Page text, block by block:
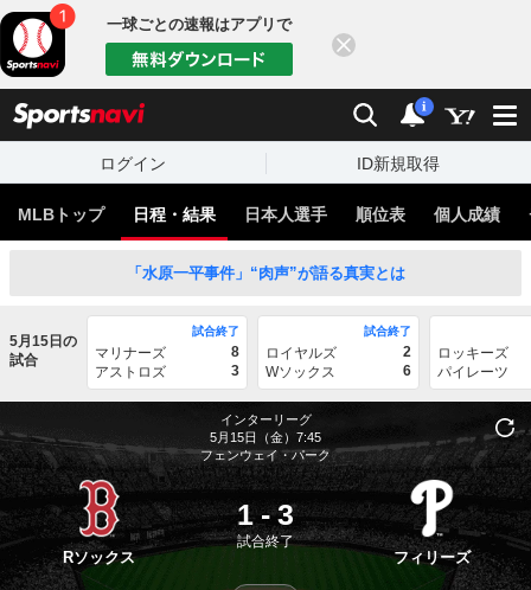
一球ごとの速報はアプリで
検索 通知
i
ログイン ID新規取得
MLBトップ 日程・結果 日本人選手 順位表 個人成績
「水原一平事件」“肉声”が語る真実とは
5月15日の
試合
試合終了
マリナーズ
8
アストロズ
3
試合終了
ロイヤルズ
2
Wソックス
6
ロッキーズ
パイレーツ
インターリーグ
5月15日（金）7:45
フェンウェイ・パーク
Rソックス
1 - 3
試合終了
フィリーズ